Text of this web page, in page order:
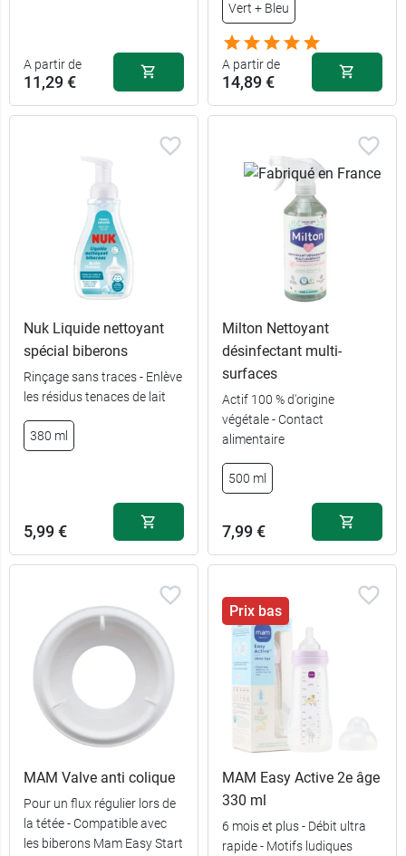
A partir de
11,29 €
Bleu
11,49 €
Vert + Bleu
A partir de
14,89 €
15,39 €
Nuk Liquide nettoyant
spécial biberons
Rinçage sans traces - Enlève
les résidus tenaces de lait
380 ml
5,99 €
Milton Nettoyant
désinfectant multi-
surfaces
Actif 100 % d'origine
végétale - Contact
alimentaire
500 ml
7,99 €
MAM Valve anti colique
Pour un flux régulier lors de
la tétée - Compatible avec
les biberons Mam Easy Start
Prix bas
MAM Easy Active 2e âge
330 ml
6 mois et plus - Débit ultra
rapide - Motifs ludiques